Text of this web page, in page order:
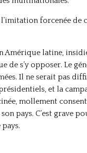
forcenée
Amérique latine,
de s’y opposer. Le
Il ne serait pas
et la
mollement
pays. C’est grave